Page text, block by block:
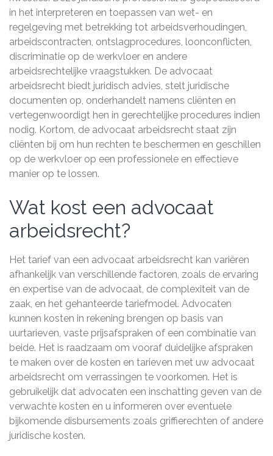
in het interpreteren en toepassen van wet- en
regelgeving met betrekking tot arbeidsverhoudingen,
arbeidscontracten, ontslagprocedures, loonconflicten,
discriminatie op de werkvloer en andere
arbeidsrechtelijke vraagstukken. De advocaat
arbeidsrecht biedt juridisch advies, stelt juridische
documenten op, onderhandelt namens cliënten en
vertegenwoordigt hen in gerechtelijke procedures indien
nodig. Kortom, de advocaat arbeidsrecht staat zijn
cliënten bij om hun rechten te beschermen en geschillen
op de werkvloer op een professionele en effectieve
manier op te lossen.
Wat kost een advocaat
arbeidsrecht?
Het tarief van een advocaat arbeidsrecht kan variëren
afhankelijk van verschillende factoren, zoals de ervaring
en expertise van de advocaat, de complexiteit van de
zaak, en het gehanteerde tariefmodel. Advocaten
kunnen kosten in rekening brengen op basis van
uurtarieven, vaste prijsafspraken of een combinatie van
beide. Het is raadzaam om vooraf duidelijke afspraken
te maken over de kosten en tarieven met uw advocaat
arbeidsrecht om verrassingen te voorkomen. Het is
gebruikelijk dat advocaten een inschatting geven van de
verwachte kosten en u informeren over eventuele
bijkomende disbursements zoals griffierechten of andere
juridische kosten.